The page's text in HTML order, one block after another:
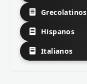
Grecolatinos
Hispanos
Italianos